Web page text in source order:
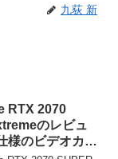
九荻 新
RTX 2070
のレビュ
様のビデオカー